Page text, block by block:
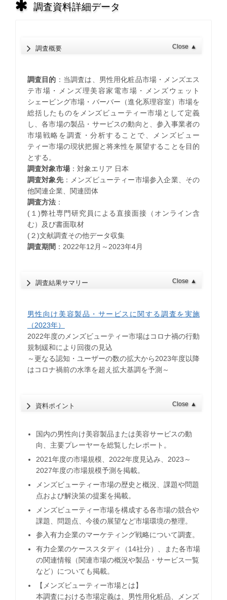
調査資料詳細データ
調査概要 Close ▲
調査目的 ：当調査は、男性用化粧品市場・メンズエス
テ市場・メンズ理美容家電市場・メンズウェット
シェービング市場・バーバー（進化系理容室）市場を
総括したものをメンズビューティー市場として定義
し、各市場の製品・サービスの動向と、参入事業者の
市場戦略を調査・分析することで、メンズビュー
ティー市場の現状把握と将来性を展望することを目的
とする。
調査対象市場：対象エリア 日本
調査対象先：メンズビューティー市場参入企業、その
他関連企業、関連団体
調査方法：
(１)弊社専門研究員による直接面接（オンライン含
む）及び書面取材
(２)文献調査その他データ収集
調査期間 ：2022年12月～2023年4月
調査結果サマリー Close ▲
男性向け美容製品・サービスに関する調査を実施
（2023年）
2022年度のメンズビューティー市場はコロナ禍の行動
規制緩和により回復の見込
​～更なる認知・ユーザーの数の拡大から2023年度以降
はコロナ禍前の水準を超え拡大基調を予測～
資料ポイント Close ▲
国内の男性向け美容製品または美容サービスの動
向、主要プレーヤーを総覧したレポート。
2021年度の市場規模、2022年度見込み、2023～
2027年度の市場規模予測を掲載。
メンズビューティー市場の歴史と概況、課題や問題
点および解決策の提案を掲載。
メンズビューティー市場を構成する各市場の競合や
課題、問題点、今後の展望など市場環境の整理。
参入有力企業のマーケティング戦略について調査。
有力企業のケーススタディ（14社分）、また各市場
の関連情報（関連市場の概況や製品・サービス一覧
など）についても掲載。
【メンズビューティー市場とは】
本調査における市場定義は、男性用化粧品、メンズ